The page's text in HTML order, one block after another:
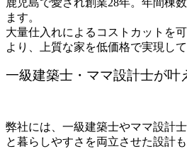
ます。
大量仕入れによるコストカットを
より、上質な家を低価格で実現して
一級建築士・ママ設計士が叶
弊社には、一級建築士やママ設計
と暮らしやすさを両立させた設計